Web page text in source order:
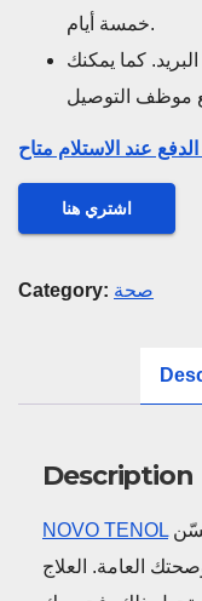
خمسة أيام.
كما يمكنك
عند الاستلام متاح
اشتري هنا
Category: صحة
Description
NOVO TENOL
العامة. العلاج